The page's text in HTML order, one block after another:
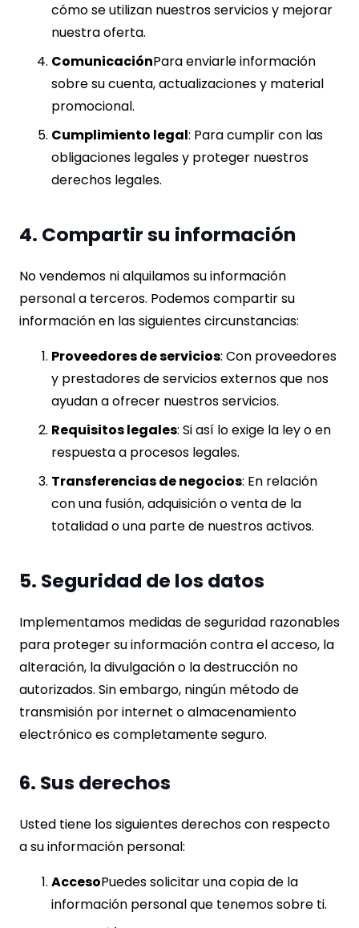
cómo se utilizan nuestros servicios y mejorar
nuestra oferta.
ComunicaciónPara enviarle información
sobre su cuenta, actualizaciones y material
promocional.
Cumplimiento legal: Para cumplir con las
obligaciones legales y proteger nuestros
derechos legales.
4. Compartir su información
No vendemos ni alquilamos su información
personal a terceros. Podemos compartir su
información en las siguientes circunstancias:
Proveedores de servicios: Con proveedores
y prestadores de servicios externos que nos
ayudan a ofrecer nuestros servicios.
Requisitos legales: Si así lo exige la ley o en
respuesta a procesos legales.
Transferencias de negocios: En relación
con una fusión, adquisición o venta de la
totalidad o una parte de nuestros activos.
5. Seguridad de los datos
Implementamos medidas de seguridad razonables
para proteger su información contra el acceso, la
alteración, la divulgación o la destrucción no
autorizados. Sin embargo, ningún método de
transmisión por internet o almacenamiento
electrónico es completamente seguro.
6. Sus derechos
Usted tiene los siguientes derechos con respecto
a su información personal:
AccesoPuedes solicitar una copia de la
información personal que tenemos sobre ti.